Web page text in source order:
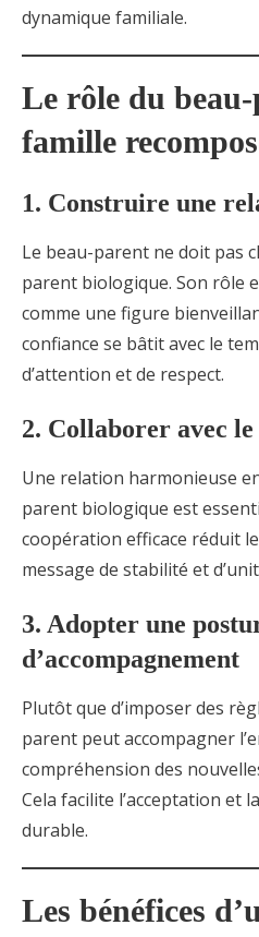
dynamique familiale.
Le rôle du
famille
1. Construire une
Le beau-parent ne doit pas
parent biologique. Son rôle
comme une figure
confiance se bâtit avec le
d’attention et de respect.
2. Collaborer avec
Une relation harmonieuse
parent biologique est
coopération efficace réduit
message de stabilité et
3. Adopter une
d’accompagnement
Plutôt que d’imposer des
parent peut accompagner
compréhension des
Cela facilite l’acceptation et
durable.
Les bénéfices